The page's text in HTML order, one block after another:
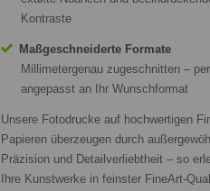
Kontraste
Maßgeschneiderte Formate
Millimetergenau zugeschnitten –
angepasst an Ihr Wunschformat
Unsere Fotodrucke auf hochwertigen
Papieren überzeugen durch
Präzision und Detailverliebtheit – so
Ihre Kunstwerke in feinster FineArt-